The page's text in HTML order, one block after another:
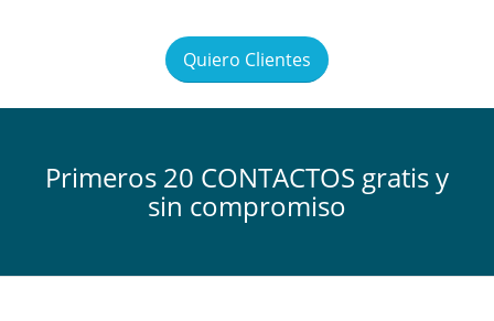
Quiero Clientes
Primeros 20 CONTACTOS gratis y
sin compromiso